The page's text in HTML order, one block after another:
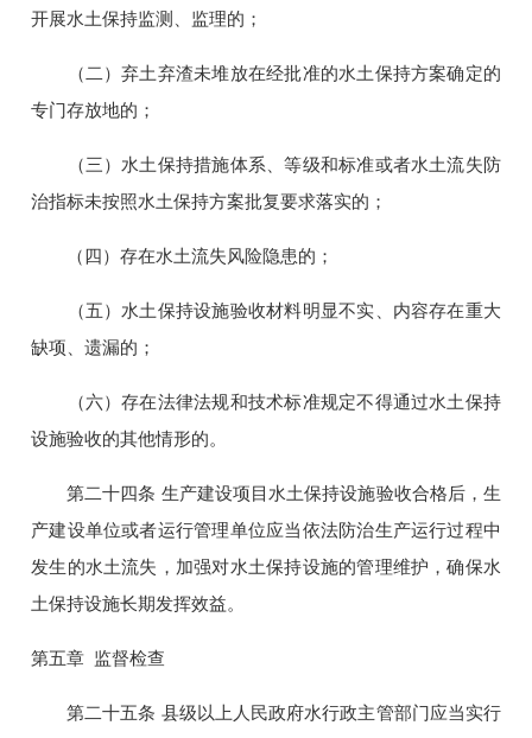
开展水土保持监测、监理的；
（二）弃土弃渣未堆放在经批准的水土保持方案确定的
专门存放地的；
（三）水土保持措施体系、等级和标准或者水土流失防
治指标未按照水土保持方案批复要求落实的；
（四）存在水土流失风险隐患的；
（五）水土保持设施验收材料明显不实、内容存在重大
缺项、遗漏的；
（六）存在法律法规和技术标准规定不得通过水土保持
设施验收的其他情形的。
第二十四条 生产建设项目水土保持设施验收合格后，生
产建设单位或者运行管理单位应当依法防治生产运行过程中
发生的水土流失，加强对水土保持设施的管理维护，确保水
土保持设施长期发挥效益。
第五章 监督检查
第二十五条 县级以上人民政府水行政主管部门应当实行